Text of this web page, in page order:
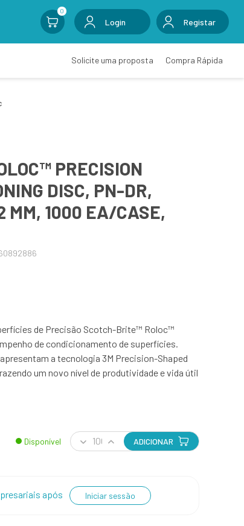
0
Login Registar
Solicite uma proposta Compra Rápida
PRECISION
DISC, PN-DR,
MM, 1000 EA/CASE,
de Precisão Scotch-Brite™ Roloc™
de condicionamento de superfícies.
a tecnologia 3M Precision-Shaped
um novo nível de produtividade e vida útil
Disponível ADICIONAR
após Iniciar sessão